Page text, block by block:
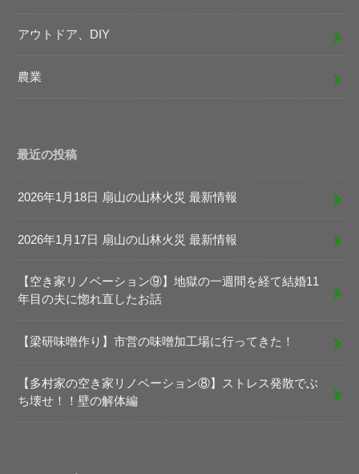
アウトドア、DIY
農業
最近の投稿
2026年1月18日 扇山の山林火災 最新情報
2026年1月17日 扇山の山林火災 最新情報
【空き家リノベーション⑨】地獄の一週間を経て結婚11
年目の夫に惚れ直したお話
【梁研味噌作り】市営の味噌加工場に行ってきた！
【多村家の空き家リノベーション⑧】ストレス発散でぶ
ち壊せ！！壁の解体編